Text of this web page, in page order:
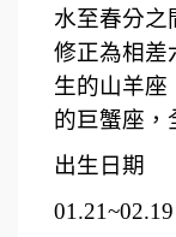
水至春分之
修正為相差
生的山羊座
的巨蟹座，
出生日期
01.21~02.19